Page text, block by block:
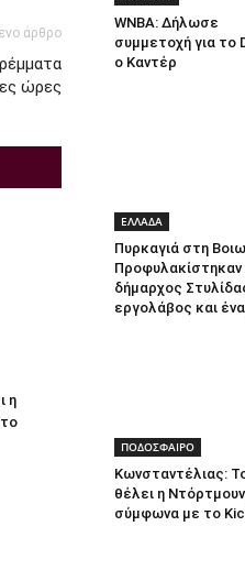
άρθρο
ώρες
η
WNBA: Δήλωσε
συμμετοχή για το
ο Καντέρ
ΕΛΛΑΔΑ
Πυρκαγιά στη
Προφυλακίστηκαν
δήμαρχος
εργολάβος και
ΠΟΔΟΣΦΑΙΡΟ
Κωνσταντέλιας:
θέλει η
σύμφωνα με το